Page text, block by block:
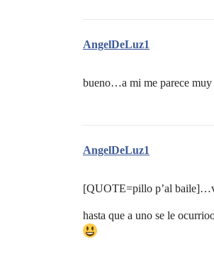
AngelDeLuz1
bueno…a mi me parece muy
AngelDeLuz1
[QUOTE=pillo p’al
hasta que a uno se le